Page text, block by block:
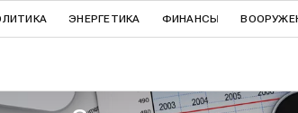
ЭНЕРГЕТИКА ФИНАНСЫ